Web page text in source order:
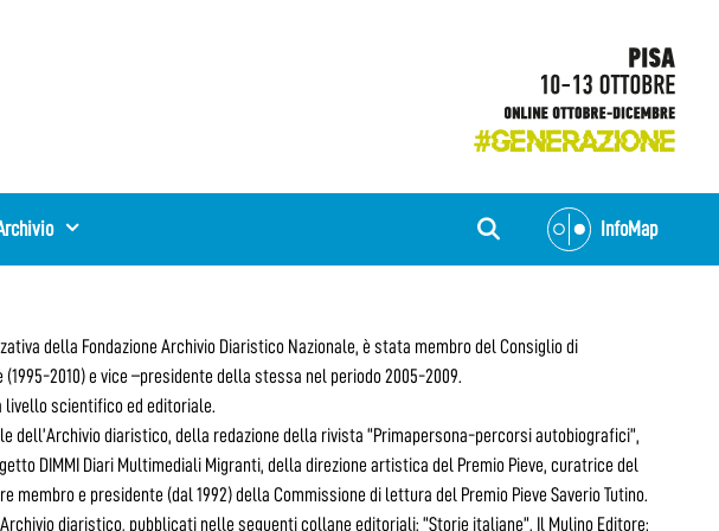
InfoMap
della Fondazione Archivio Diaristico Nazionale, è stata membro del Consiglio di
2010) e vice –presidente della stessa nel periodo 2005-2009.
livello scientifico ed editoriale.
dell’Archivio diaristico, della redazione della rivista “Primapersona-percorsi autobiografici”,
DIMMI Diari Multimediali Migranti, della direzione artistica del Premio Pieve, curatrice del
membro e presidente (dal 1992) della Commissione di lettura del Premio Pieve Saverio Tutino.
diaristico, pubblicati nelle seguenti collane editoriali: “Storie italiane”, Il Mulino Editore;